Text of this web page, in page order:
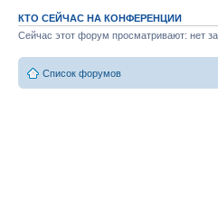
КТО СЕЙЧАС НА КОНФЕРЕНЦИИ
Сейчас этот форум просматривают: нет
Список форумов